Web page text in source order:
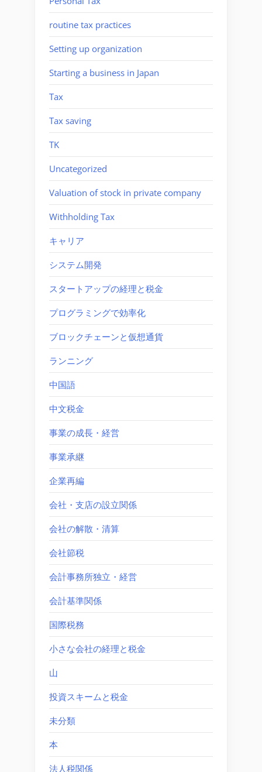
routine tax practices
Setting up organization
Starting a business in Japan
Tax
Tax saving
TK
Uncategorized
Valuation of stock in private company
Withholding Tax
キャリア
システム開発
スタートアップの経理と税金
プログラミングで効率化
ブロックチェーンと仮想通貨
ランニング
中国語
中文税金
事業の成長・経営
事業承継
企業再編
会社・支店の設立関係
会社の解散・清算
会社節税
会計事務所独立・経営
会計基準関係
国際税務
小さな会社の経理と税金
山
投資スキームと税金
未分類
本
法人税関係